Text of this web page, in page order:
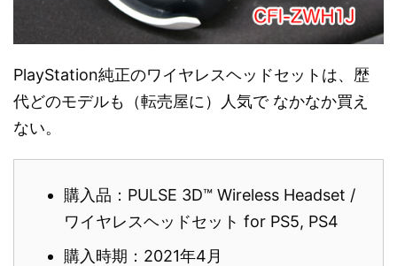
PlayStation純正のワイヤレスヘッドセットは、歴
代どのモデルも（転売屋に）人気で なかなか買え
ない。
購入品：PULSE 3D™ Wireless Headset /
ワイヤレスヘッドセット for PS5, PS4
購入時期：2021年4月